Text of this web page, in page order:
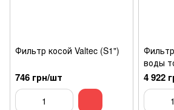
Фильтр косой Valtec (S1")
746 грн/шт
воды
(S3/4")
4 922